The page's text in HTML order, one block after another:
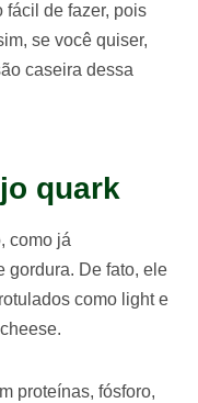
fácil de fazer, pois
se você quiser,
caseira dessa
quark
como já
gordura. De fato, ele
como light e
proteínas, fósforo,